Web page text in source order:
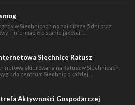
w Siechnicach na najbliższe 5 dni oraz
- informacje o stanie jakości …
Siechnice Ratusz
skierowana na Ratusz w Siechnicach.
centrum Siechnic o każdej …
Aktywności Gospodarczej